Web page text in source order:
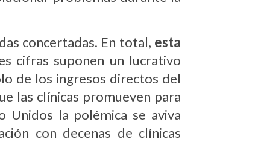
concertadas. En total, esta
cifras suponen un lucrativo
de los ingresos directos del
las clínicas promueven para
Unidos la polémica se aviva
con decenas de clínicas